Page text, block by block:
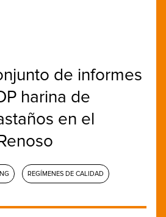
de informes
harina de
en el
REGÍMENES DE CALIDAD